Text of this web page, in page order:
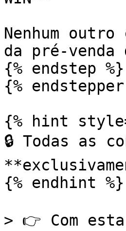
Nenhum
da pré-venda
{% endstep %}
{%
{% hint
🔒 Todas as
{% endhint %}
> 👉 Com